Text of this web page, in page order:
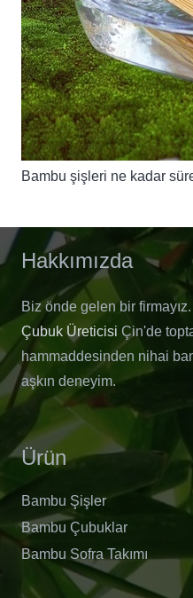
Bambu şişleri ne kadar
Hakkımızda
Biz önde gelen bir firmayız.
Çubuk Üreticisi Çin'de
hammaddesinden nihai
aşkın deneyim.
Ürün
Bambu Şişler
Bambu Çubuklar
Bambu Sofra Takımı